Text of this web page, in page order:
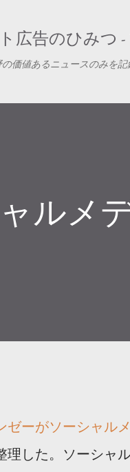
広告のひみつ
価値あるニュースのみを
ルメ
ゼーがソーシャル
理した。ソーシャ